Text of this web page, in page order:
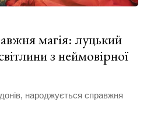
магія: луцький
з неймовірної
народжується справжня